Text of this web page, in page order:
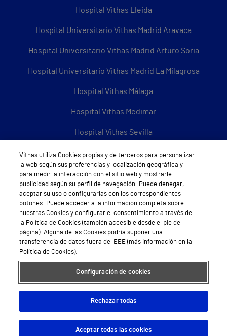
Hospital Vithas Lleida
Hospital Universitario Vithas Madrid Aravaca
Hospital Universitario Vithas Madrid Arturo Soria
Hospital Universitario Vithas Madrid La Milagrosa
Hospital Vithas Málaga
Hospital Vithas Medimar
Hospital Vithas Sevilla
Hospital Vithas Tenerife
Hospital Vithas Valencia 9 de Octubre
Hospital Vithas Valencia Consuelo
Hospital Vithas Vigo
Hospital Vithas Valencia Turia
Hospital Vithas Vitoria
Hospital Vithas Xanit Internacional (Benalmádena)
Descargar App
Vithas utiliza Cookies propias y de terceros para personalizar
la web según sus preferencias y localización geográfica y
para medir la interacción con el sitio web y mostrarle
publicidad según su perfil de navegación. Puede denegar,
aceptar su uso o configurarlas con los correspondientes
botones. Puede acceder a la información completa sobre
nuestras Cookies y configurar el consentimiento a través de
la Política de Cookies (también accesible desde el pie de
página). Alguna de las Cookies podría suponer una
transferencia de datos fuera del EEE (más información en la
Política de Cookies).
Configuración de cookies
Rechazar todas
Aceptar todas las cookies